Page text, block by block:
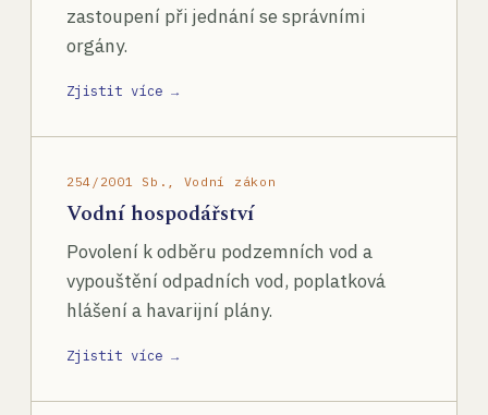
zastoupení při jednání se správními
orgány.
Zjistit více →
254/2001 Sb., Vodní zákon
Vodní hospodářství
Povolení k odběru podzemních vod a
vypouštění odpadních vod, poplatková
hlášení a havarijní plány.
Zjistit více →